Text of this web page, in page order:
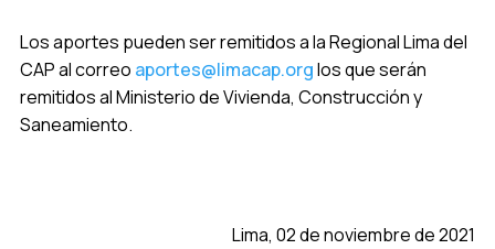
Losaportes pueden ser remitidos a la Regional Lima del
CAP al correo aportes@limacap.orglos que serán
remitidos al Ministerio de Vivienda, Construcción y
Saneamiento.
Lima, 02 de noviembre de 2021